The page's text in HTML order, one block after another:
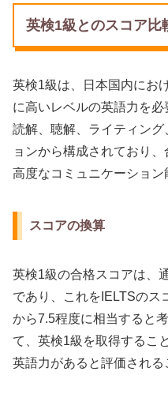
英検1級とのスコア比
英検1級は、日本国内にお
に高いレベルの英語力を
読解、聴解、ライティン
ョンから構成されており
高度なコミュニケーション
スコアの換算
英検1級の合格スコアは、
であり、これをIELTSのス
から7.5程度に相当すると
て、英検1級を取得するこ
英語力があると評価される